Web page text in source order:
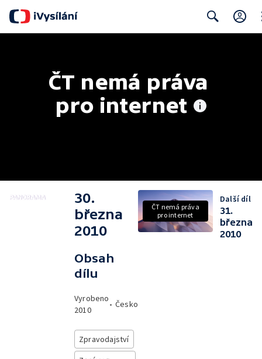
ČT nemá práva
pro internet
30.
března
2010
Obsah
dílu
Vyrobeno
2010
• Česko
Zpravodajství
ČT nemá práva
pro internet
Další díl
31.
března
2010